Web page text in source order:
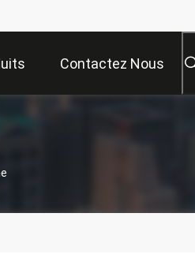
Contactez Nous